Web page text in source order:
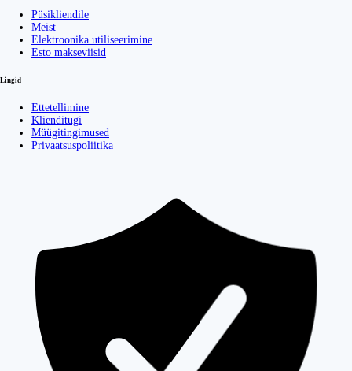
Püsikliendile
Meist
Elektroonika utiliseerimine
Esto makseviisid
Lingid
Ettetellimine
Klienditugi
Müügitingimused
Privaatsuspoliitika